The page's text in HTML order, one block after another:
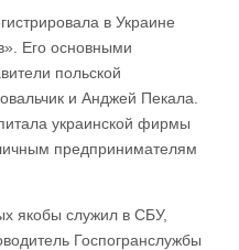
в Украине
Его основными
польской
и Анджей Пекала.
украинской фирмы
предпринимателям
якобы служил в СБУ,
Госпогранслужбы